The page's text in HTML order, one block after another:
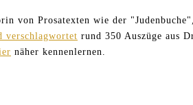
von Prosatexten wie der
verschlagwortet rund 350 Auszüge aus
näher kennenlernen.